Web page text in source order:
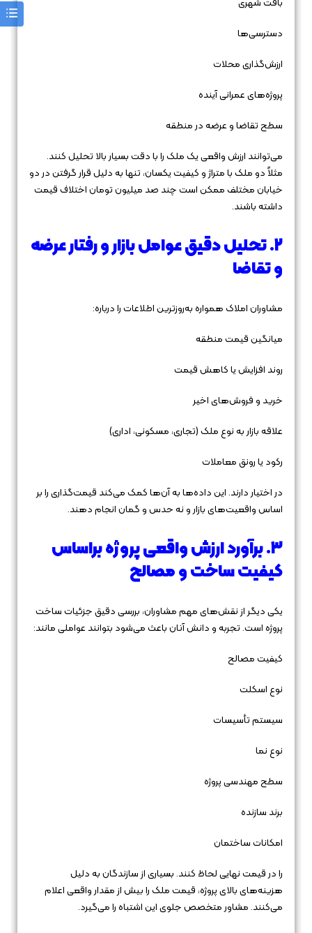
بافت شهری
دسترسی‌ها
ارزش‌گذاری محلات
پروژه‌های عمرانی آینده
سطح تقاضا و عرضه در منطقه
می‌توانند ارزش واقعی یک ملک را با دقت بسیار بالا تحلیل کنند.
مثلاً دو ملک با متراژ و کیفیت یکسان، تنها به دلیل قرار گرفتن در دو
خیابان مختلف ممکن است چند صد میلیون تومان اختلاف قیمت
داشته باشند.
۲. تحلیل دقیق عوامل بازار و رفتار عرضه
و تقاضا
مشاوران املاک همواره به‌روزترین اطلاعات را درباره:
میانگین قیمت منطقه
روند افزایش یا کاهش قیمت
خرید و فروش‌های اخیر
علاقه بازار به نوع ملک (تجاری، مسکونی، اداری)
رکود یا رونق معاملات
در اختیار دارند. این داده‌ها به آن‌ها کمک می‌کند قیمت‌گذاری را بر
اساس واقعیت‌های بازار و نه حدس و گمان انجام دهند.
۳. برآورد ارزش واقعی پروژه براساس
کیفیت ساخت و مصالح
یکی دیگر از نقش‌های مهم مشاوران، بررسی دقیق جزئیات ساخت
پروژه است. تجربه و دانش آنان باعث می‌شود بتوانند عواملی مانند:
کیفیت مصالح
نوع اسکلت
سیستم تأسیسات
نوع نما
سطح مهندسی پروژه
برند سازنده
امکانات ساختمان
را در قیمت نهایی لحاظ کنند. بسیاری از سازندگان به دلیل
هزینه‌های بالای پروژه، قیمت ملک را بیش از مقدار واقعی اعلام
می‌کنند. مشاور متخصص جلوی این اشتباه را می‌گیرد.